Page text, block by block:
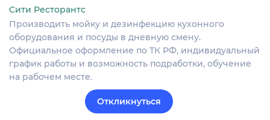
Сити Ресторантс
Производить мойку и дезинфекцию кухонного
оборудования и посуды в дневную смену.
Официальное оформление по ТК РФ, индивидуальный
график работы и возможность подработки, обучение
на рабочем месте.
Откликнуться